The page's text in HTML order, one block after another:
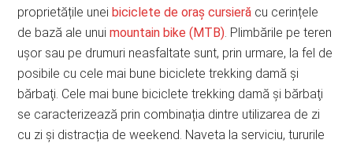
proprietățile uneibiciclete de oraș cursieră cu cerințele
de bază ale unuimountain bike (MTB). Plimbările pe teren
ușor sau pe drumuri neasfaltate sunt, prin urmare, la fel de
posibile cu cele mai bune biciclete trekking damă și
bărbaţi. Cele mai bune biciclete trekking damă și bărbaţi
se caracterizează prin combinația dintre utilizarea de zi
cu zi și distracția de weekend. Naveta la serviciu, tururile